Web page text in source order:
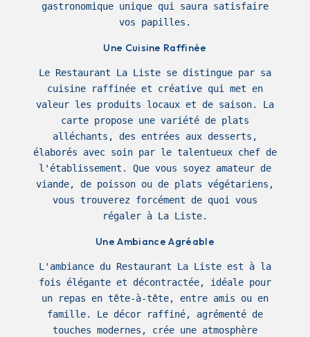
gastronomique unique qui saura satisfaire
vos papilles.
Une Cuisine Raffinée
Le Restaurant La Liste se distingue par sa
cuisine raffinée et créative qui met en
valeur les produits locaux et de saison. La
carte propose une variété de plats
alléchants, des entrées aux desserts,
élaborés avec soin par le talentueux chef de
l'établissement. Que vous soyez amateur de
viande, de poisson ou de plats végétariens,
vous trouverez forcément de quoi vous
régaler à La Liste.
Une Ambiance Agréable
L'ambiance du Restaurant La Liste est à la
fois élégante et décontractée, idéale pour
un repas en tête-à-tête, entre amis ou en
famille. Le décor raffiné, agrémenté de
touches modernes, crée une atmosphère